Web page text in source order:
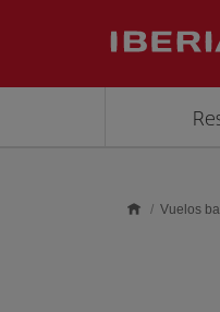
Vuelos